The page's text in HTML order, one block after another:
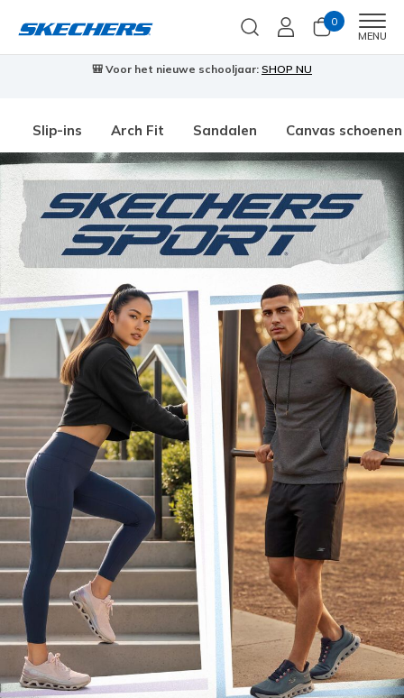
0
MENU
🎒 Voor het nieuwe schooljaar: SHOP NU
Slip-ins Arch Fit Sandalen Canvas schoenen